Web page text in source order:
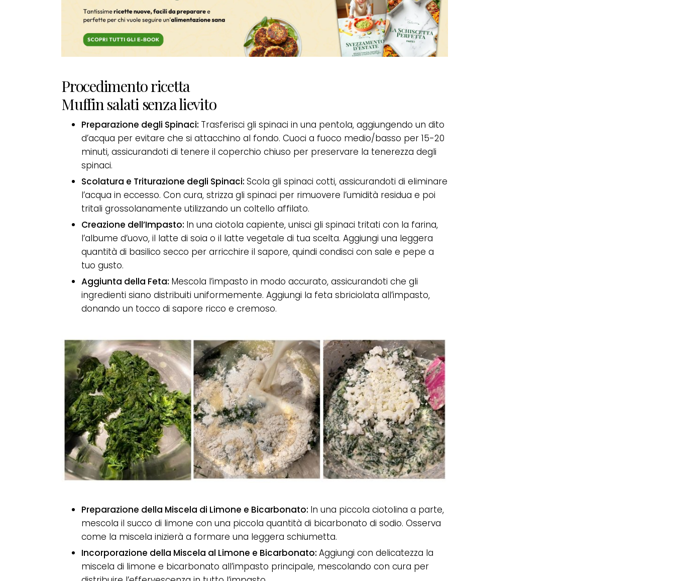
Procedimento ricetta
Muffin salati senza lievito
Preparazione degli Spinaci: Trasferisci gli spinaci in una pentola, aggiungendo un dito
d’acqua per evitare che si attacchino al fondo. Cuoci a fuoco medio/basso per 15-20
minuti, assicurandoti di tenere il coperchio chiuso per preservare la tenerezza degli
spinaci.
Scolatura e Triturazione degli Spinaci: Scola gli spinaci cotti, assicurandoti di eliminare
l’acqua in eccesso. Con cura, strizza gli spinaci per rimuovere l’umidità residua e poi
tritali grossolanamente utilizzando un coltello affilato.
Creazione dell’Impasto: In una ciotola capiente, unisci gli spinaci tritati con la farina,
l’albume d’uovo, il latte di soia o il latte vegetale di tua scelta. Aggiungi una leggera
quantità di basilico secco per arricchire il sapore, quindi condisci con sale e pepe a
tuo gusto.
Aggiunta della Feta: Mescola l’impasto in modo accurato, assicurandoti che gli
ingredienti siano distribuiti uniformemente. Aggiungi la feta sbriciolata all’impasto,
donando un tocco di sapore ricco e cremoso.
Preparazione della Miscela di Limone e Bicarbonato: In una piccola ciotolina a parte,
mescola il succo di limone con una piccola quantità di bicarbonato di sodio. Osserva
come la miscela inizierà a formare una leggera schiumetta.
Incorporazione della Miscela al Limone e Bicarbonato: Aggiungi con delicatezza la
miscela di limone e bicarbonato all’impasto principale, mescolando con cura per